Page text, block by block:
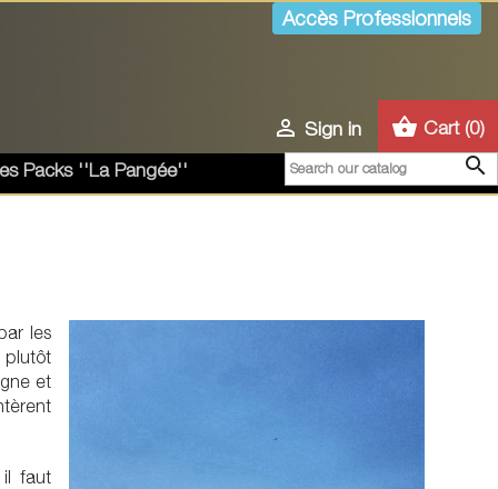
Accès Professionnels
 Sign in shopping_basket Cart (0)

Packs ''La Pangée''
les
plutôt
et
il faut